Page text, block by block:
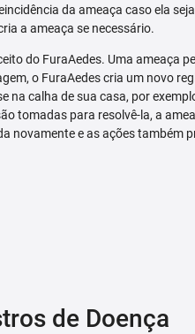
da ameaça caso ela
a ameaça se necessário.
do FuraAedes. Uma ameaça
o FuraAedes cria um novo
na calha de sua casa, por
tomadas para resolvê-la, a
novamente e as ações também
de Doença